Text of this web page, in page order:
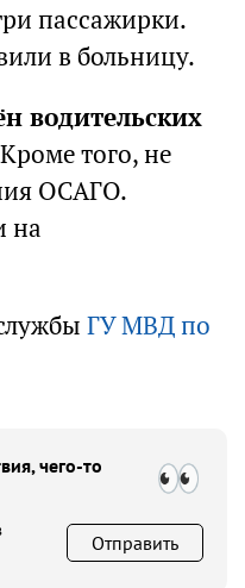
пассажирки.
в больницу.
водительских
того, не
ОСАГО.
на
ГУ МВД по
чего-то
Отправить